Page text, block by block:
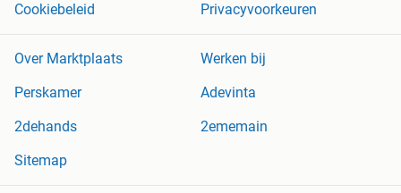
Cookiebeleid
Privacyvoorkeuren
Over Marktplaats
Werken bij
Perskamer
Adevinta
2dehands
2ememain
Sitemap